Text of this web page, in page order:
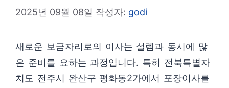
2025년 09월 08일 작성자: godi
새로운 보금자리로의 이사는 설렘과 동시에 많
은 준비를 요하는 과정입니다. 특히 전북특별자
치도 전주시 완산구 평화동2가에서 포장이사를